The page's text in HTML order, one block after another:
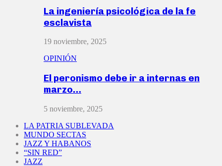
La ingeniería psicológica de la fe
esclavista
19 noviembre, 2025
OPINIÓN
El peronismo debe ir a internas en
marzo…
5 noviembre, 2025
LA PATRIA SUBLEVADA
MUNDO SECTAS
JAZZ Y HABANOS
“SIN RED”
JAZZ